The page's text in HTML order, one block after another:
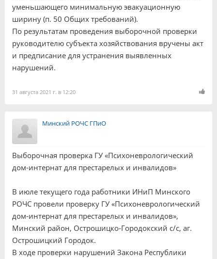
уменьшающего минимальную эвакуационную
ширину (п. 50 Общих требований).
По результатам проведения выборочной проверки
руководителю субъекта хозяйствования вручены акт
и предписание для устранения выявленных
нарушений.
31 августа 2021 г. в 12:20
Минский РОЧС ГПиО
Выборочная проверка ГУ «Психоневрологический
дом-интернат для престарелых и инвалидов»
В июле текущего года работники ИНиП Минского
РОЧС провели проверку ГУ «Психоневрологический
дом-интернат для престарелых и инвалидов»,
Минский район, Острошицко-Городокский с/с, аг.
Острошицкий Городок.
В ходе проверки нарушений Закона Республики